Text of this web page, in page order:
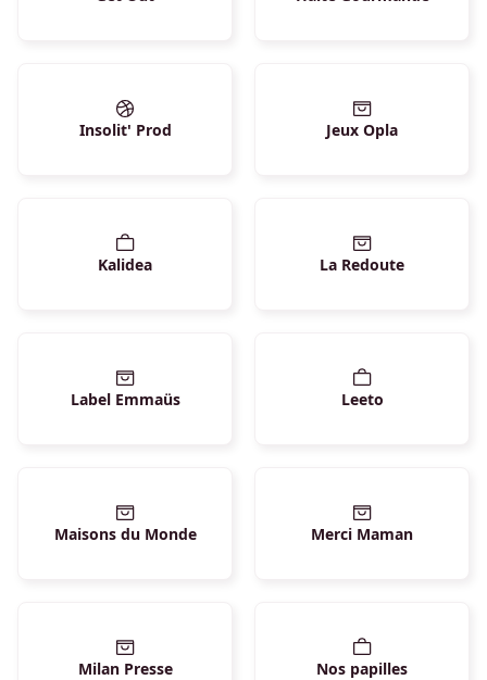
Insolit' Prod Jeux Opla
Kalidea La Redoute
Label Emmaüs Leeto
Maisons du Monde Merci Maman
Milan Presse Nos papilles